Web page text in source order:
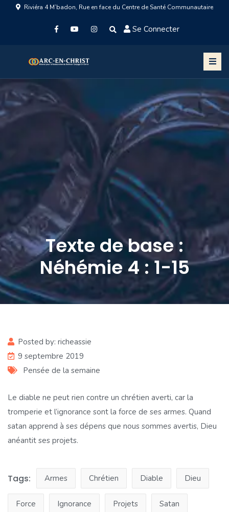
Riviéra 4 M’badon, Rue en face du Centre de Santé Communautaire
Se Connecter
Texte de base :
Néhémie 4 : 1-15
Posted by: richeassie
9 septembre 2019
Pensée de la semaine
Le diable ne peut rien contre un chrétien averti, car la
tromperie et l’ignorance sont la force de ses armes. Quand
satan apprend à ses dépens que nous sommes avertis, Dieu
anéantit ses projets.
Tags: Armes Chrétien Diable Dieu
Force Ignorance Projets Satan